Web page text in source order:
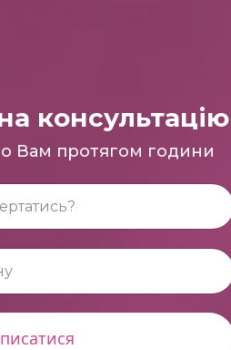
консультацію
Вам протягом години